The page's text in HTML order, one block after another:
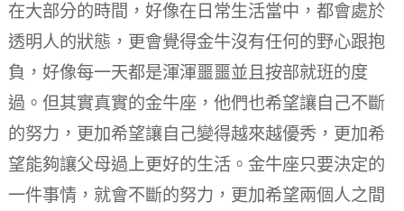
在大部分的時間，好像在日常生活當中，都會處於
透明人的狀態，更會覺得金牛沒有任何的野心跟抱
負，好像每一天都是渾渾噩噩並且按部就班的度
過。 但其實真實的金牛座，他們也希望讓自己不斷
的努力，更加希望讓自己變得越來越優秀，更加希
望能夠讓父母過上更好的生活。 金牛座只要決定的
一件事情，就會不斷的努力，更加希望兩個人之間